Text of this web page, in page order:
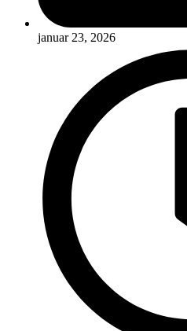
januar 23, 2026